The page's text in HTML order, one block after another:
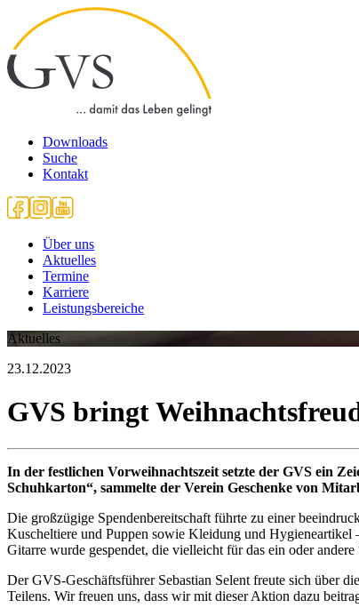
Downloads
Suche
Kontakt
Über uns
Aktuelles
Termine
Karriere
Leistungsbereiche
Aktuelles
23.12.2023
GVS bringt
In der festlichen Vorweihnachtszeit setzte der GVS ein
Schuhkarton“, sammelte der Verein Geschenke von
Die großzügige Spendenbereitschaft führte zu einer
Kuscheltiere und Puppen sowie Kleidung und Hygieneartikel
Gitarre wurde gespendet, die vielleicht für das ein oder
Der GVS-Geschäftsführer Sebastian Selent freute sich über
Teilens. Wir freuen uns, dass wir mit dieser Aktion dazu